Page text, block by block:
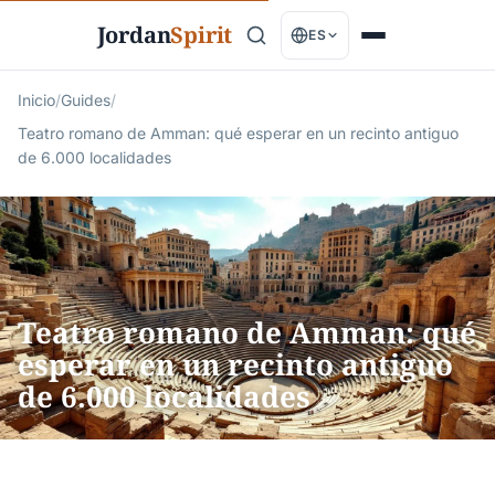
JordanSpirit ES
Inicio/Guides/
Teatro romano de Amman: qué esperar en un recinto antiguo
de 6.000 localidades
Teatro romano de Amman: qué
esperar en un recinto antiguo
de 6.000 localidades